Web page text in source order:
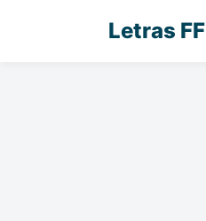
Letras FF